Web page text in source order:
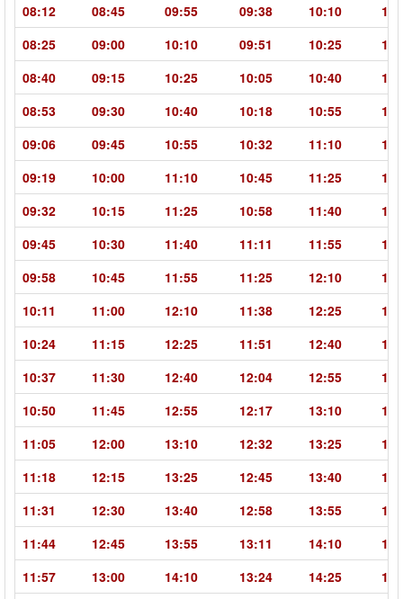
08:12
08:45 09:55 09:38 10:10
08:25
09:00 10:10 09:51 10:25
08:40
09:15 10:25 10:05 10:40
08:53
09:30 10:40 10:18 10:55
09:06
09:45 10:55 10:32 11:10
09:19
10:00 11:10 10:45 11:25
09:32
10:15 11:25 10:58 11:40
09:45
10:30 11:40 11:11 11:55
09:58
10:45 11:55 11:25 12:10
10:11
11:00 12:10 11:38 12:25
10:24
11:15 12:25 11:51 12:40
10:37
11:30 12:40 12:04 12:55
10:50
11:45 12:55 12:17 13:10
11:05
12:00 13:10 12:32 13:25
11:18
12:15 13:25 12:45 13:40
11:31
12:30 13:40 12:58 13:55
11:44
12:45 13:55 13:11 14:10
11:57
13:00 14:10 13:24 14:25